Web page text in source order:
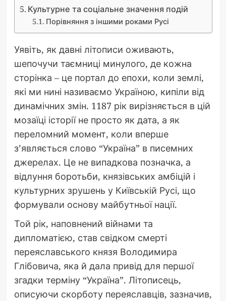
Культурне та соціальне значення подій
Порівняння з іншими роками Русі
Уявіть, як давні літописи оживають,
шепочучи таємниці минулого, де кожна
сторінка – це портал до епохи, коли землі,
які ми нині називаємо Україною, кипіли від
динамічних змін. 1187 рік вирізняється в цій
мозаїці історії не просто як дата, а як
переломний момент, коли вперше
з’являється слово “Україна” в писемних
джерелах. Це не випадкова позначка, а
відлуння боротьби, князівських амбіцій і
культурних зрушень у Київській Русі, що
формували основу майбутньої нації.
Той рік, наповнений війнами та
дипломатією, став свідком смерті
переяславського князя Володимира
Глібовича, яка й дала привід для першої
згадки терміну “Україна”. Літописець,
описуючи скорботу переяславців, зазначив,